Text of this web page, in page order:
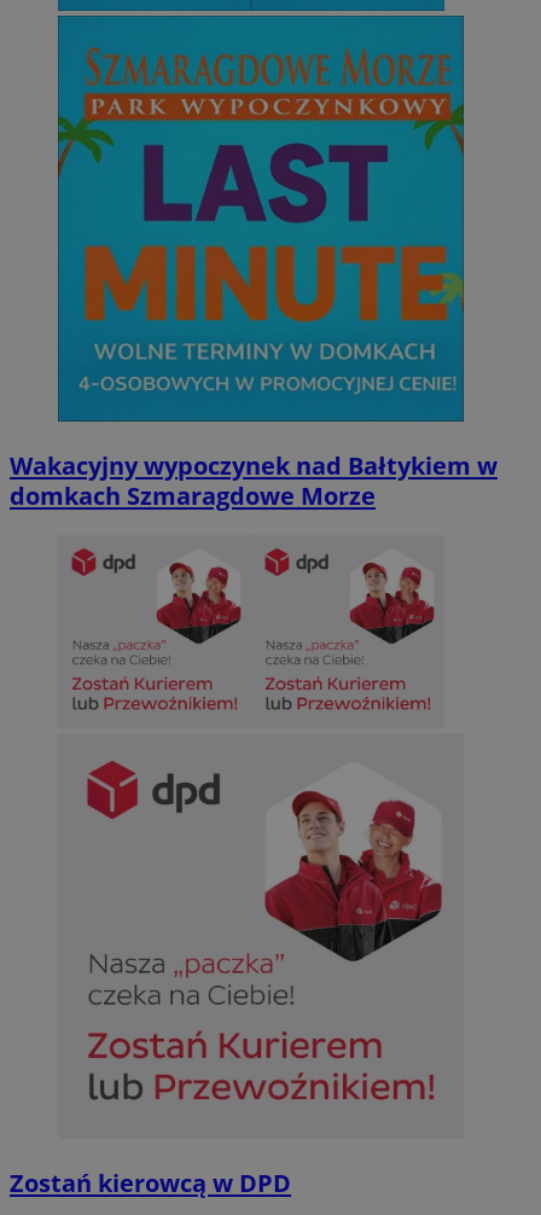
Wakacyjny wypoczynek nad Bałtykiem w
domkach Szmaragdowe Morze
Zostań kierowcą w DPD